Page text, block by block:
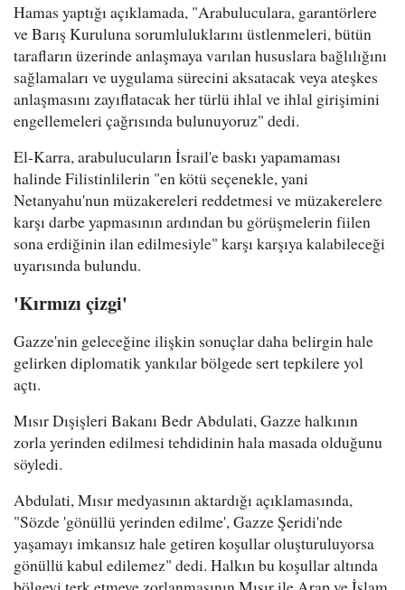
Hamas yaptığı açıklamada, "Arabuluculara, garantörlere
ve Barış Kuruluna sorumluluklarını üstlenmeleri, bütün
tarafların üzerinde anlaşmaya varılan hususlara bağlılığını
sağlamaları ve uygulama sürecini aksatacak veya ateşkes
anlaşmasını zayıflatacak her türlü ihlal ve ihlal girişimini
engellemeleri çağrısında bulunuyoruz" dedi.
El-Karra, arabulucuların İsrail'e baskı yapamaması
halinde Filistinlilerin "en kötü seçenekle, yani
Netanyahu'nun müzakereleri reddetmesi ve müzakerelere
karşı darbe yapmasının ardından bu görüşmelerin fiilen
sona erdiğinin ilan edilmesiyle" karşı karşıya kalabileceği
uyarısında bulundu.
'Kırmızı çizgi'
Gazze'nin geleceğine ilişkin sonuçlar daha belirgin hale
gelirken diplomatik yankılar bölgede sert tepkilere yol
açtı.
Mısır Dışişleri Bakanı Bedr Abdulati, Gazze halkının
zorla yerinden edilmesi tehdidinin hala masada olduğunu
söyledi.
Abdulati, Mısır medyasının aktardığı açıklamasında,
"Sözde 'gönüllü yerinden edilme', Gazze Şeridi'nde
yaşamayı imkansız hale getiren koşullar oluşturuluyorsa
gönüllü kabul edilemez" dedi. Halkın bu koşullar altında